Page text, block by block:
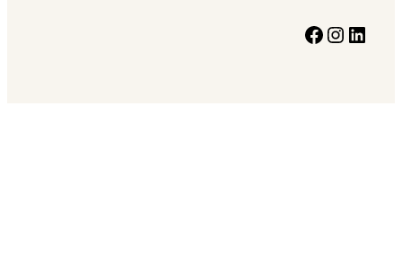
Facebook Instagram LinkedIn